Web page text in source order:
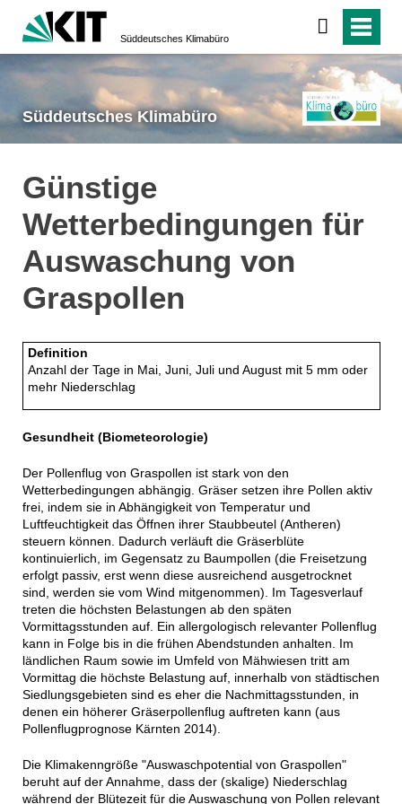
Süddeutsches Klimabüro
Süddeutsches Klimabüro
Günstige
Wetterbedingungen für
Auswaschung von
Graspollen
Definition
Anzahl der Tage in Mai, Juni, Juli und August mit 5 mm oder
mehr Niederschlag
Gesundheit (Biometeorologie)
Der Pollenflug von Graspollen ist stark von den
Wetterbedingungen abhängig. Gräser setzen ihre Pollen aktiv
frei, indem sie in Abhängigkeit von Temperatur und
Luftfeuchtigkeit das Öffnen ihrer Staubbeutel (Antheren)
steuern können. Dadurch verläuft die Gräserblüte
kontinuierlich, im Gegensatz zu Baumpollen (die Freisetzung
erfolgt passiv, erst wenn diese ausreichend ausgetrocknet
sind, werden sie vom Wind mitgenommen). Im Tagesverlauf
treten die höchsten Belastungen ab den späten
Vormittagsstunden auf. Ein allergologisch relevanter Pollenflug
kann in Folge bis in die frühen Abendstunden anhalten. Im
ländlichen Raum sowie im Umfeld von Mähwiesen tritt am
Vormittag die höchste Belastung auf, innerhalb von städtischen
Siedlungsgebieten sind es eher die Nachmittagsstunden, in
denen ein höherer Gräserpollenflug auftreten kann (aus
Pollenflugprognose Kärnten 2014).
Die Klimakenngröße "Auswaschpotential von Graspollen"
beruht auf der Annahme, dass der (skalige) Niederschlag
während der Blütezeit für die Auswaschung von Pollen relevant